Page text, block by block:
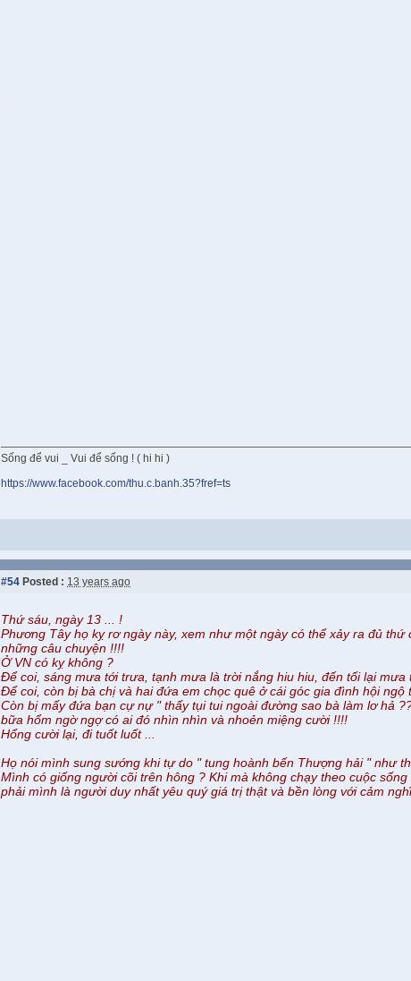
Sống để vui _ Vui để sống ! ( hi hi )
https://www.facebook.com/thu.c.banh.35?fref=ts
#54 Posted : 13 years ago
Thứ sáu, ngày 13 ... !
Phương Tây họ kỵ rơ ngày này, xem như một ngày có thể xảy ra đủ
những câu chuyện !!!!
Ở VN có kỵ không ?
Để coi, sáng mưa tới trưa, tạnh mưa là trời nắng hiu hiu, đến tối lại
Để coi, còn bị bà chị và hai đứa em chọc quê ở cái góc gia đình hội
Còn bị mấy đứa bạn cự nự " thấy tụi tui ngoài đường sao bà làm lơ hả
bữa hổm ngờ ngợ có ai đó nhìn nhìn và nhoẻn miệng cười !!!!
Hổng cười lại, đi tuốt luốt ...
Họ nói mình sung sướng khi tự do " tung hoành bến Thượng hải " như
Mình có giống người cõi trên hông ? Khi mà không chạy theo cuộc
phải mình là người duy nhất yêu quý giá trị thật và bền lòng với cảm nghĩ